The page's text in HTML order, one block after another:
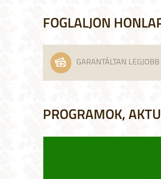
FOGLALJON
GARANTÁLTAN LEGJOBB
PROGRAMOK,